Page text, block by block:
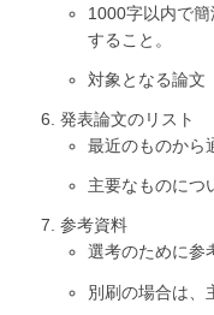
1000字以内で
すること。
対象となる論文
発表論文のリスト
最近のものから
主要なものにつ
参考資料
選考のために参
別刷の場合は、